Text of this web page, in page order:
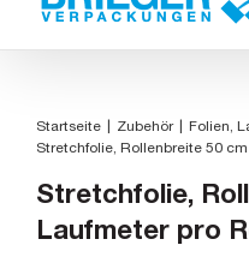
Startseite Zubehör Folien
Stretchfolie, Rollenbreite 50
Stretchfolie,
Laufmeter pro